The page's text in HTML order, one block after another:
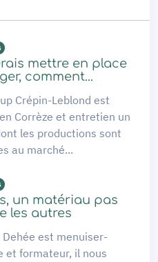
mettre en place
comment...
Crépin-Leblond est
Corrèze et entretien un
les productions sont
au marché...
un matériau pas
les autres
Dehée est menuiser-
et formateur, il nous